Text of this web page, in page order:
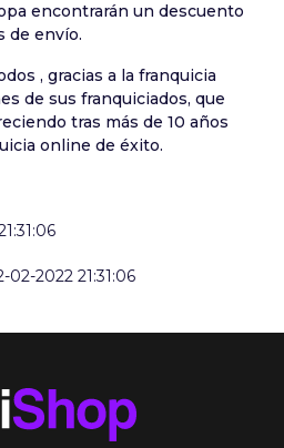
encontrarán un descuento
de envío.
, gracias a la franquicia
de sus franquiciados, que
tras más de 10 años
online de éxito.
2022 21:31:06